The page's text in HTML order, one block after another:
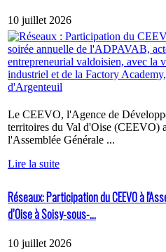
10 juillet 2026
Le CEEVO, l'Agence de
territoires du Val d'Oise (CEEVO)
l'Assemblée Générale ...
Lire la suite
Réseaux: Participation du CEEVO à
d’Oise à Soisy-sous-...
10 juillet 2026